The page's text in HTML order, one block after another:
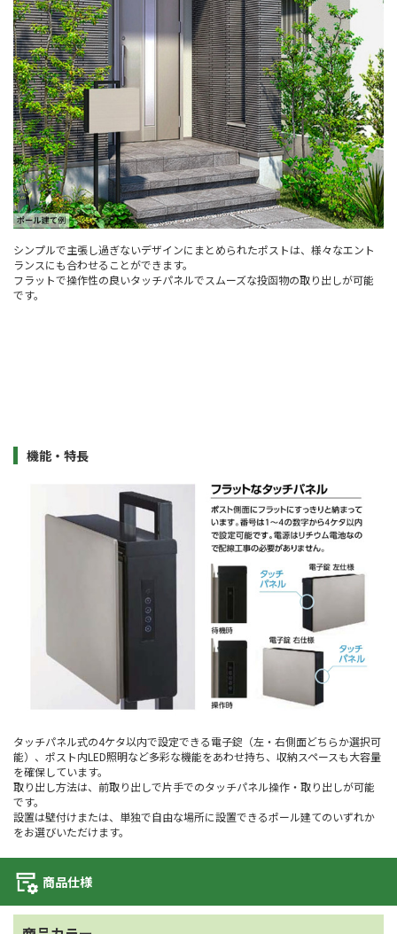
シンプルで主張し過ぎないデザインにまとめられたポストは、様々なエント
ランスにも合わせることができます。
フラットで操作性の良いタッチパネルでスムーズな投函物の取り出しが可能
です。
機能・特長
タッチパネル式の4ケタ以内で設定できる電子錠（左・右側面どちらか選択可
能）、ポスト内LED照明など多彩な機能をあわせ持ち、収納スペースも大容量
を確保しています。
取り出し方法は、前取り出しで片手でのタッチパネル操作・取り出しが可能
です。
設置は壁付けまたは、単独で自由な場所に設置できるポール建てのいずれか
をお選びいただけます。
商品仕様